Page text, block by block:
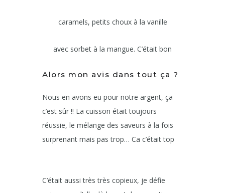
caramels, petits choux à la vanille
avec sorbet à la mangue. C’était bon
Alors mon avis dans tout ça ?
Nous en avons eu pour notre argent, ça
c’est sûr !! La cuisson était toujours
réussie, le mélange des saveurs à la fois
surprenant mais pas trop… Ca c’était top
C’était aussi très très copieux, je défie